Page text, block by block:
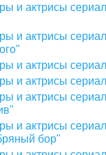
и актрисы
и актрисы
и актрисы
и актрисы
и актрисы
и актрисы
бор"